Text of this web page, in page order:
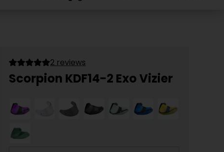
2 reviews
Scorpion KDF14-2 Exo Vizier